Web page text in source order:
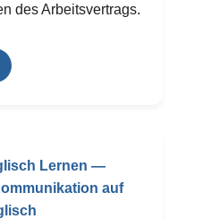
des Arbeitsvertrags.
Lernen —
auf